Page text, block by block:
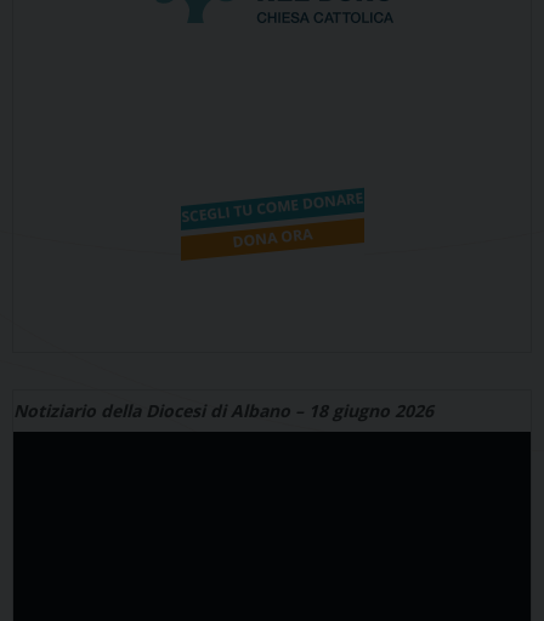
Notiziario della Diocesi di Albano – 18 giugno 2026